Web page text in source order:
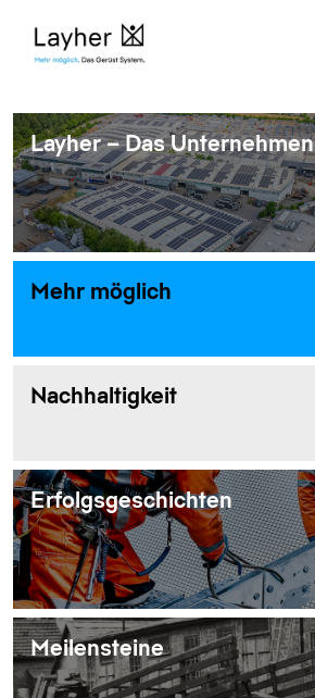
Layher – Das Unternehmen
Mehr möglich
Nachhaltigkeit
Erfolgsgeschichten
Meilensteine